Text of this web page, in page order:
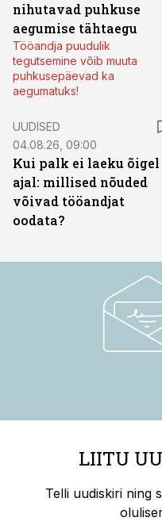
nihutavad puhkuse
aegumise tähtaegu
Tööandja puudulik
tegutsemine võib muuta
puhkusepäevad ka
aegumatuks!
UUDISED
04.08.26, 09:00
Kui palk ei laeku õigel
ajal: millised nõuded
võivad tööandjat
oodata?
LIITU
Telli uudiskiri ning